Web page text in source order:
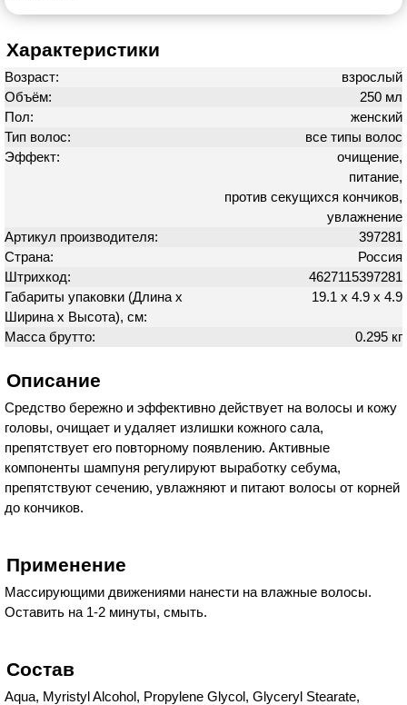
Характеристики
Возраст:
взрослый
Объём:
250 мл
Пол:
женский
Тип волос:
все типы волос
Эффект:
очищение,
питание,
против секущихся кончиков,
увлажнение
Артикул производителя:
397281
Страна:
Россия
Штрихкод:
4627115397281
Габариты упаковки (Длина х
Ширина х Высота), см:
19.1 х 4.9 х 4.9
Масса брутто: 0.295 кг
Описание
Средство бережно и эффективно действует на волосы и кожу
головы, очищает и удаляет излишки кожного сала,
препятствует его повторному появлению. Активные
компоненты шампуня регулируют выработку себума,
препятствуют сечению, увлажняют и питают волосы от корней
до кончиков.
Применение
Массирующими движениями нанести на влажные волосы.
Оставить на 1-2 минуты, смыть.
Состав
Aqua, Myristyl Alcohol, Propylene Glycol, Glyceryl Stearate,